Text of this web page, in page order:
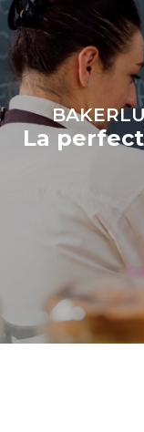
four (300
8 demi-
La